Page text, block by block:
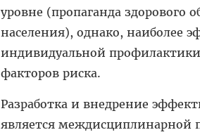
уровне (пропаганда
населения), однако, наиболее
индивидуальной
факторов риска.
Разработка и внедрение
является междисциплинарной